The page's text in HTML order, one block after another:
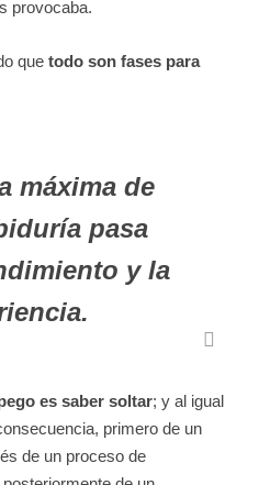
provocaba.
que todo son fases para
máxima de
pasa
y la
es saber soltar; y al igual
primero de un
de un proceso de